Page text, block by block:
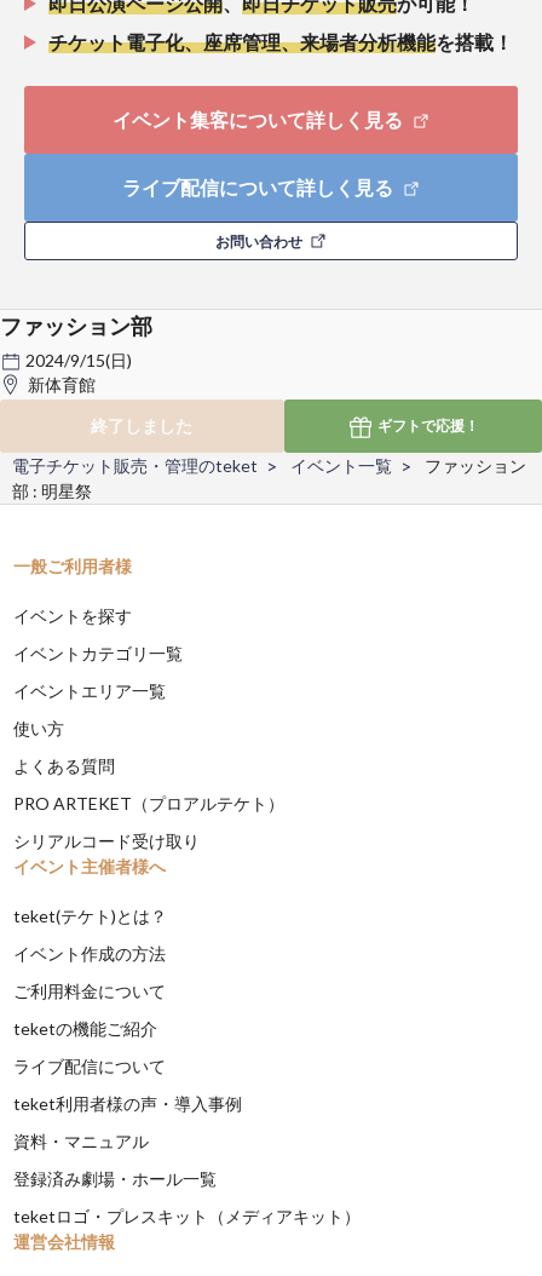
チケット電子化、座席管理、来場者分析機能を搭載！
イベント集客について詳しく見る
ライブ配信について詳しく見る
お問い合わせ
ファッション部
2024/9/15(日)
新体育館
終了しました
ギフトで応援！
電子チケット販売・管理のteket イベント一覧
ファッション
部 : 明星祭
一般ご利用者様
イベントを探す
イベントカテゴリ一覧
イベントエリア一覧
使い方
よくある質問
PRO ARTEKET（プロアルテケト）
シリアルコード受け取り
イベント主催者様へ
teket(テケト)とは？
イベント作成の方法
ご利用料金について
teketの機能ご紹介
ライブ配信について
teket利用者様の声・導入事例
資料・マニュアル
登録済み劇場・ホール一覧
teketロゴ・プレスキット（メディアキット）
運営会社情報